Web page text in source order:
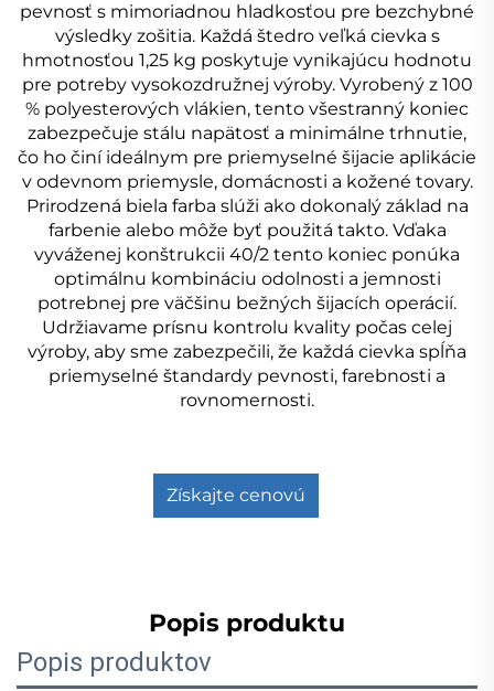
pevnosť s mimoriadnou hladkosťou pre bezchybné
výsledky zošitia. Každá štedro veľká cievka s
hmotnosťou 1,25 kg poskytuje vynikajúcu hodnotu
pre potreby vysokozdružnej výroby. Vyrobený z 100
% polyesterových vlákien, tento všestranný koniec
zabezpečuje stálu napätosť a minimálne trhnutie,
čo ho činí ideálnym pre priemyselné šijacie aplikácie
v odevnom priemysle, domácnosti a kožené tovary.
Prirodzená biela farba slúži ako dokonalý základ na
farbenie alebo môže byť použitá takto. Vďaka
vyváženej konštrukcii 40/2 tento koniec ponúka
optimálnu kombináciu odolnosti a jemnosti
potrebnej pre väčšinu bežných šijacích operácií.
Udržiavame prísnu kontrolu kvality počas celej
výroby, aby sme zabezpečili, že každá cievka spĺňa
priemyselné štandardy pevnosti, farebnosti a
rovnomernosti.
Získajte cenovú
Popis produktu
Popis produktov